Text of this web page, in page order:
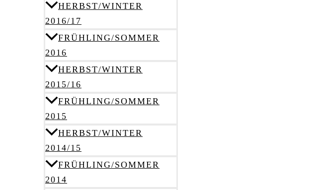
HERBST/WINTER
2016/17
FRÜHLING/SOMMER
2016
HERBST/WINTER
2015/16
FRÜHLING/SOMMER
2015
HERBST/WINTER
2014/15
FRÜHLING/SOMMER
2014